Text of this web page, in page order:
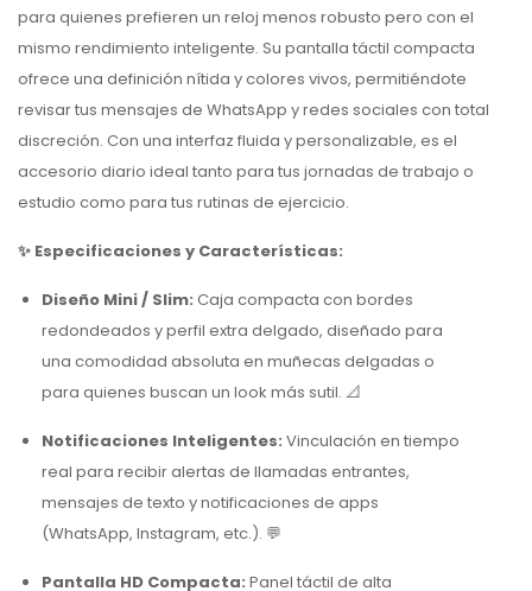
para quienes prefieren un reloj menos robusto pero con el
mismo rendimiento inteligente. Su pantalla táctil compacta
ofrece una definición nítida y colores vivos, permitiéndote
revisar tus mensajes de WhatsApp y redes sociales con total
discreción. Con una interfaz fluida y personalizable, es el
accesorio diario ideal tanto para tus jornadas de trabajo o
estudio como para tus rutinas de ejercicio.
✨ Especificaciones y Características:
Diseño Mini / Slim: Caja compacta con bordes
redondeados y perfil extra delgado, diseñado para
una comodidad absoluta en muñecas delgadas o
para quienes buscan un look más sutil. 📐
Notificaciones Inteligentes: Vinculación en tiempo
real para recibir alertas de llamadas entrantes,
mensajes de texto y notificaciones de apps
(WhatsApp, Instagram, etc.). 💬
Pantalla HD Compacta: Panel táctil de alta